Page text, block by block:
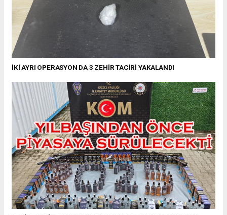
İKİ AYRI OPERASYON DA 3 ZEHİR TACİRİ YAKALANDI